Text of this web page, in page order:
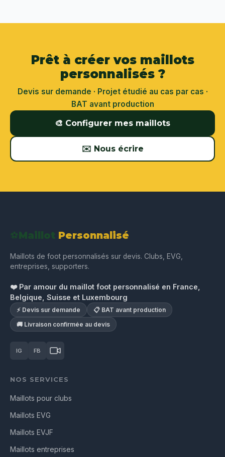
Prêt à créer vos maillots
personnalisés ?
Devis sur demande · Projet étudié au cas par cas ·
BAT avant production
🎨 Configurer mes maillots
✉️ Nous écrire
⚽Maillot Personnalisé
Maillots de foot personnalisés sur devis. Clubs, EVG,
entreprises, supporters.
❤️ Par amour du maillot foot personnalisé en France,
Belgique, Suisse et Luxembourg
⚡ Devis sur demande
📋 BAT avant production
🚚 Livraison confirmée au devis
IG FB
NOS SERVICES
Maillots pour clubs
Maillots EVG
Maillots EVJF
Maillots entreprises